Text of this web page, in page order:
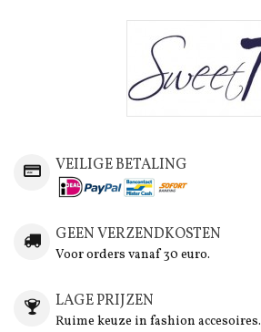
VEILIGE BETALING
GEEN VERZENDKOSTEN
Voor orders vanaf 30 euro.
LAGE PRIJZEN
Ruime keuze in fashion accesoires.